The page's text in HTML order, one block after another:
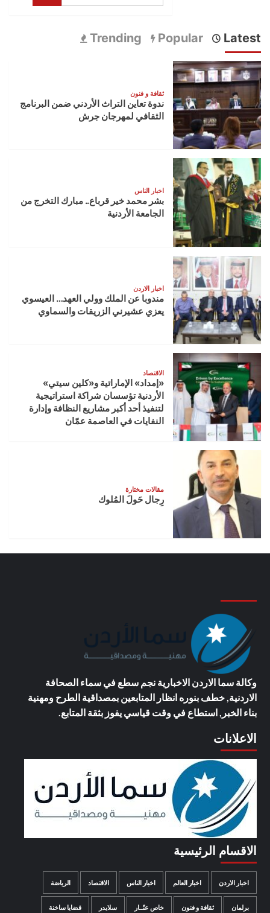
الاستراتيجي
البيئية
والاجتماعية
والحوكمة
Latest
Popular
Trending
ثقافة و فنون
ندوة تعاين التراث الأردني ضمن البرنامج
الثقافي لمهرجان جرش
اخبار الناس
بشر محمد خير قرباع.. مبارك التخرج من
الجامعة الأردنية
اخبار الاردن
مندوبا عن الملك وولي العهد… العيسوي
يعزي عشيرني الزريقات والسماوي
الاقتصاد
«إمداد» الإماراتية و«كلين سيتي»
الأردنية تؤسسان شراكة استراتيجية
لتنفيذ أحد أكبر مشاريع النظافة وإدارة
النفايات في العاصمة عمّان
مقالات مختارة
رِجال حَولَ المُلوك
وكالة سما الاردن الاخباريةنجم سطع في سماء الصحافة
الاردنية, خطف بنوره انظار المتابعين بمصداقية الطرح ومهنية
بناء الخبر, استطاع في وقت قياسي يفوز بثقة المتابع.
الاعلانات
الاقسام الرئيسية
اخبار الاردن اخبار العالم اخبار الناس الاقتصاد الرياضة
برلمان ثقافة و فنون خاص عنّــار سلايدر قضايا ساخنة